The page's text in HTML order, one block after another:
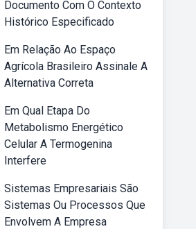
Documento Com O Contexto
Histórico Especificado
Em Relação Ao Espaço
Agrícola Brasileiro Assinale A
Alternativa Correta
Em Qual Etapa Do
Metabolismo Energético
Celular A Termogenina
Interfere
Sistemas Empresariais São
Sistemas Ou Processos Que
Envolvem A Empresa